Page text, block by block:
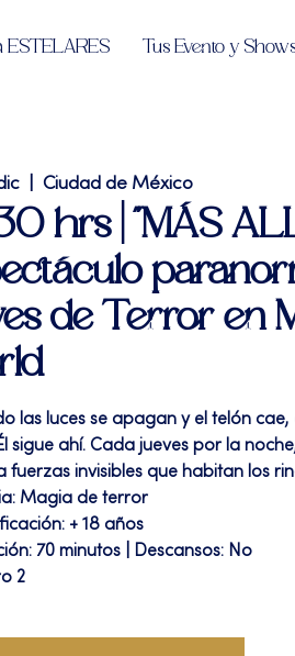
ESTELARES Tus Evento y
Ciudad de México
hrs | "MÁS
de Terror en
las luces se apagan y el telón
sigue ahí. Cada jueves por la noche,
fuerzas invisibles que habitan los
Magia de terror
+ 18 años
70 minutos | Descansos: No
2